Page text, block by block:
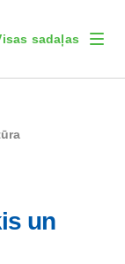
sadaļas
un